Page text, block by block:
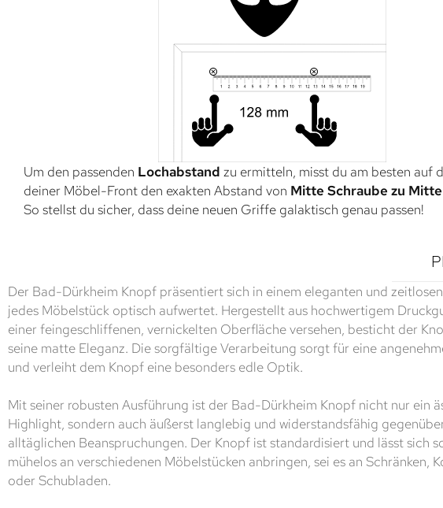
Um den passenden Lochabstand zu ermitteln, misst du am besten auf
deiner Möbel-Front den exakten Abstand von Mitte Schraube zu
So stellst du sicher, dass deine neuen Griffe galaktisch genau passen!
Der Bad-Dürkheim Knopf präsentiert sich in einem eleganten und
jedes Möbelstück optisch aufwertet. Hergestellt aus hochwertigem
einer feingeschliffenen, vernickelten Oberfläche versehen, besticht der
seine matte Eleganz. Die sorgfältige Verarbeitung sorgt für eine
und verleiht dem Knopf eine besonders edle Optik.
Mit seiner robusten Ausführung ist der Bad-Dürkheim Knopf nicht nur ein
Highlight, sondern auch äußerst langlebig und widerstandsfähig
alltäglichen Beanspruchungen. Der Knopf ist standardisiert und lässt sich
mühelos an verschiedenen Möbelstücken anbringen, sei es an Schränken,
oder Schubladen.